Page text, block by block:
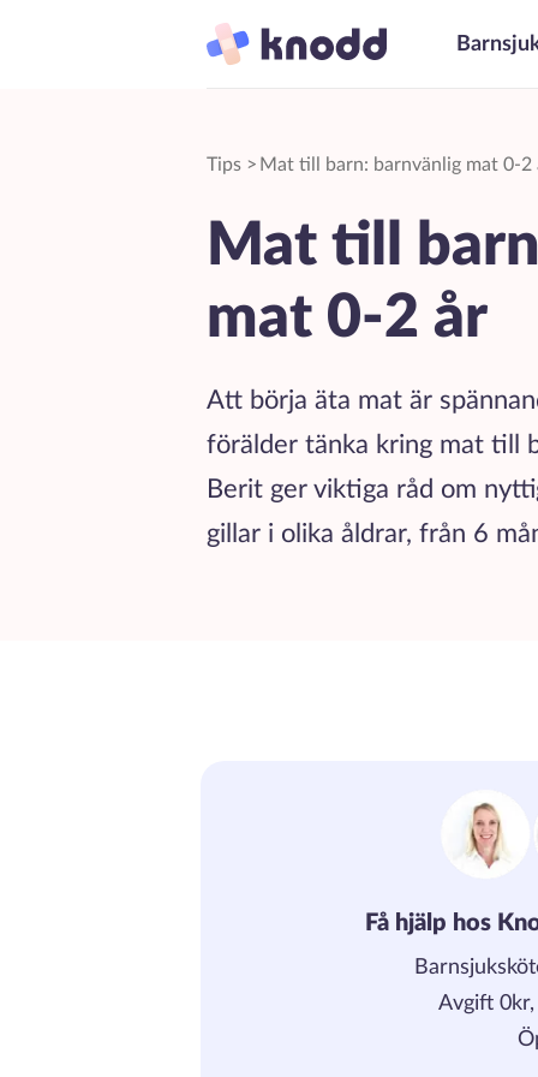
Tips > Mat till barn: barnvänlig mat 0-2
Mat till
mat 0-2 år
Att börja äta mat är
förälder tänka kring mat till
Berit ger viktiga råd om
gillar i olika åldrar, från 6
Få hjälp hos
Avgift